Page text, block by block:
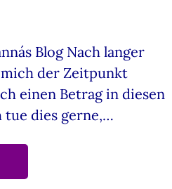
Blog Nach langer
der Zeitpunkt
einen Betrag in diesen
tue dies gerne,…